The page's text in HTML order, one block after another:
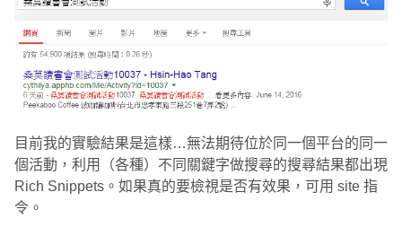
目前我的實驗結果是這樣…無法期待位於同一個平台的同一
個活動，利用（各種）不同關鍵字做搜尋的搜尋結果都出現
Rich Snippets。如果真的要檢視是否有效果，可用 site 指
令。